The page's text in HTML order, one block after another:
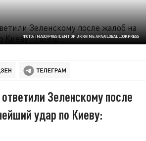
ФОТО: IMAGO/PRESIDENT OF UKRAINE APA/GLOBALLOOKPRESS
Зеленскому после
удар по Киеву: